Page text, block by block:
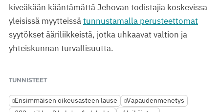
kiveäkään kääntämättä Jehovan todistajia koskevissa
yleisissä myytteissätunnustamalla perusteettomat
syytökset ääriliikkeistä, jotka uhkaavat valtion ja
yhteiskunnan turvallisuutta.
TUNNISTEET
Ensimmäisen oikeusasteen lause
Vapaudenmenetys